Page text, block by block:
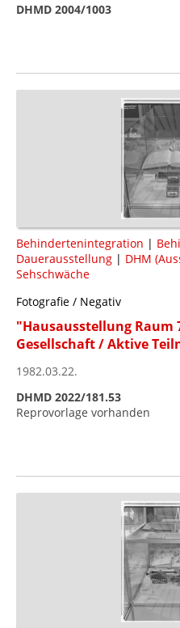
DHMD 2004/1003
Behindertenintegration |
Dauerausstellung | DHM
Sehschwäche
Fotografie / Negativ
"Hausausstellung Raum
Gesellschaft / Aktive
1982.03.22.
DHMD 2022/181.53
Reprovorlage vorhanden